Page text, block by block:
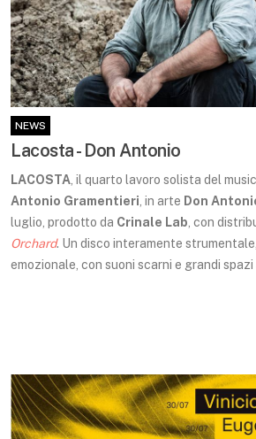
NEWS
Lacosta - Don Antonio
LACOSTA, il quarto lavoro solista del
Antonio Gramentieri, in arte Don
luglio, prodotto da Crinale Lab, con
Orchard. Un disco interamente
emozionale, con suoni scarni e grandi spazi